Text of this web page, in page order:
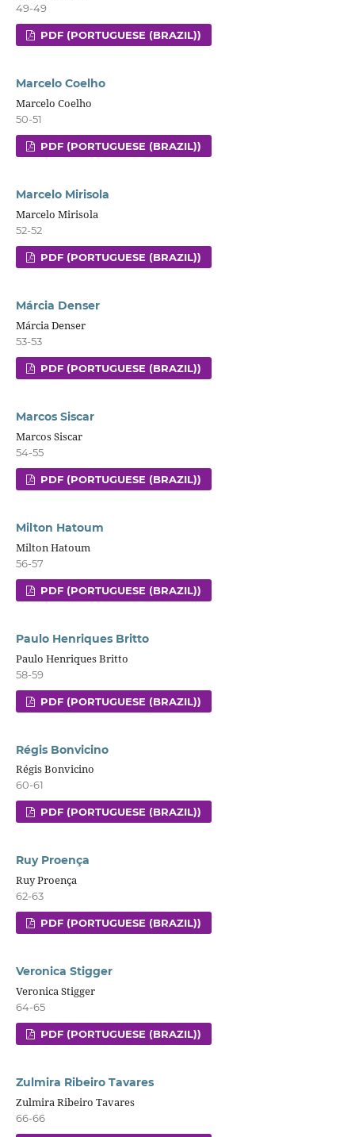
49-49
PDF (PORTUGUESE (BRAZIL))
Marcelo Coelho
Marcelo Coelho
50-51
PDF (PORTUGUESE (BRAZIL))
Marcelo Mirisola
Marcelo Mirisola
52-52
PDF (PORTUGUESE (BRAZIL))
Márcia Denser
Márcia Denser
53-53
PDF (PORTUGUESE (BRAZIL))
Marcos Siscar
Marcos Siscar
54-55
PDF (PORTUGUESE (BRAZIL))
Milton Hatoum
Milton Hatoum
56-57
PDF (PORTUGUESE (BRAZIL))
Paulo Henriques Britto
Paulo Henriques Britto
58-59
PDF (PORTUGUESE (BRAZIL))
Régis Bonvicino
Régis Bonvicino
60-61
PDF (PORTUGUESE (BRAZIL))
Ruy Proença
Ruy Proença
62-63
PDF (PORTUGUESE (BRAZIL))
Veronica Stigger
Veronica Stigger
64-65
PDF (PORTUGUESE (BRAZIL))
Zulmira Ribeiro Tavares
Zulmira Ribeiro Tavares
66-66